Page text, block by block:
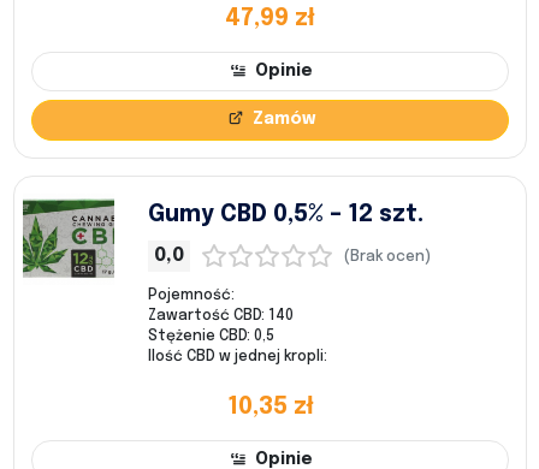
47,99 zł
Opinie
Zamów
Gumy CBD 0,5% – 12 szt.
0,0 (Brak ocen)
Pojemność:
Zawartość CBD: 140
Stężenie CBD: 0,5
Ilość CBD w jednej kropli:
10,35 zł
Opinie